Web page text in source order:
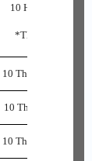
10 Hộ Linh Phù
*Thượng Cấp
10 Thượng Khí Phù
10 Thượng Hộ Phù
10 Thượng Sức Phù